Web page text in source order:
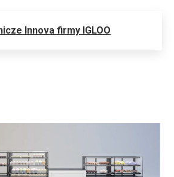
Innova firmy IGLOO